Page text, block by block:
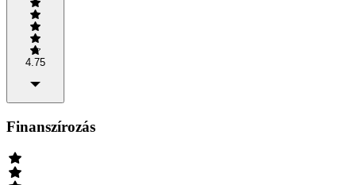
4.75
Finanszírozás